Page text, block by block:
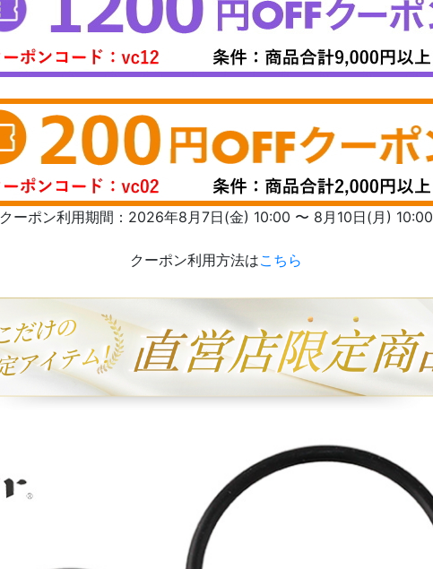
クーポン利用期間：2026年8月7日(金) 10:00 〜 8月10日(月) 10:00
クーポン利用方法はこちら